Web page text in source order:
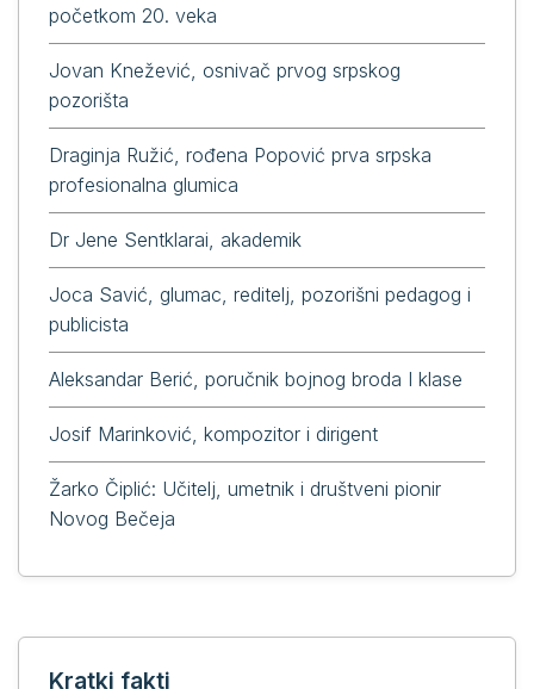
početkom 20. veka
Jovan Knežević, osnivač prvog srpskog
pozorišta
Draginja Ružić, rođena Popović prva srpska
profesionalna glumica
Dr Jene Sentklarai, akademik
Joca Savić, glumac, reditelj, pozorišni pedagog i
publicista
Aleksandar Berić, poručnik bojnog broda I klase
Josif Marinković, kompozitor i dirigent
Žarko Čiplić: Učitelj, umetnik i društveni pionir
Novog Bečeja
Kratki fakti